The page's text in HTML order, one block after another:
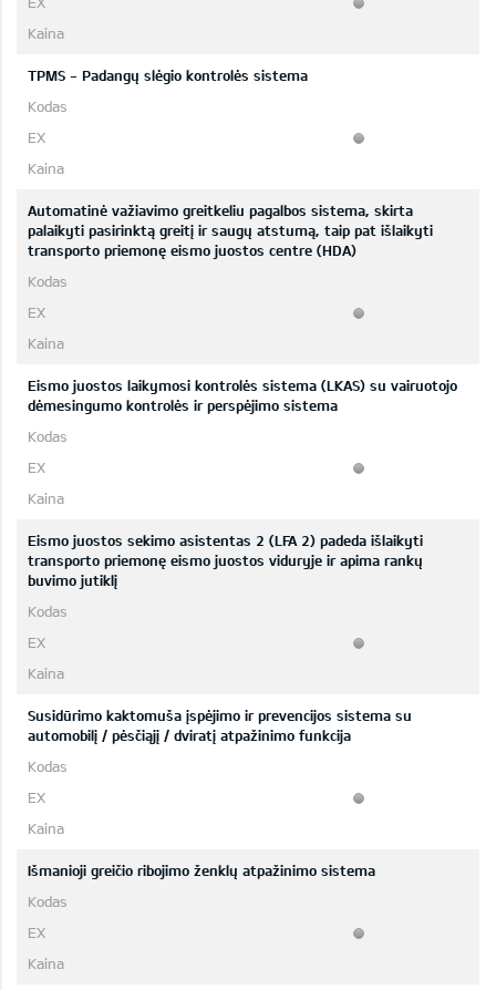
TPMS - Padangų slėgio kontrolės sistema
Automatinė važiavimo greitkeliu pagalbos sistema, skirta
palaikyti pasirinktą greitį ir saugų atstumą, taip pat išlaikyti
transporto priemonę eismo juostos centre (HDA)
Eismo juostos laikymosi kontrolės sistema (LKAS) su vairuotojo
dėmesingumo kontrolės ir perspėjimo sistema
Eismo juostos sekimo asistentas 2 (LFA 2) padeda išlaikyti
transporto priemonę eismo juostos viduryje ir apima rankų
buvimo jutiklį
Susidūrimo kaktomuša įspėjimo ir prevencijos sistema su
automobilį / pėsčiąjį / dviratį atpažinimo funkcija
Išmanioji greičio ribojimo ženklų atpažinimo sistema